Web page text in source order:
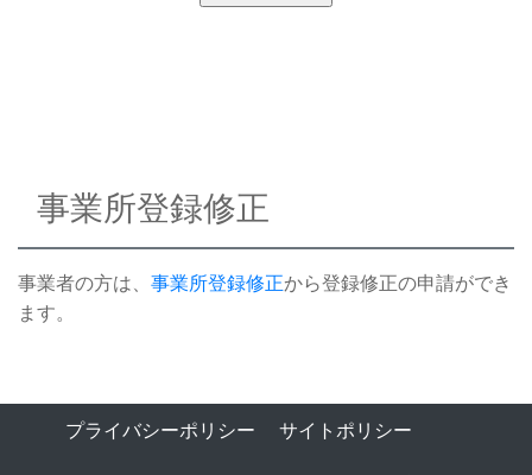
事業所登録修正
事業者の方は、 事業所登録修正から登録修正の申請ができ
ます。
プライバシーポリシー サイトポリシー